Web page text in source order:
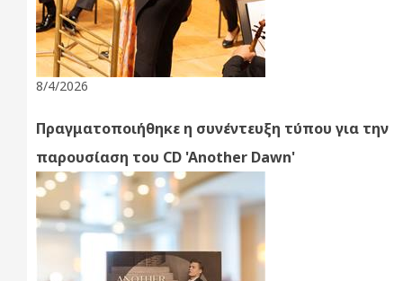
8/4/2026
Πραγματοποιήθηκε η συνέντευξη τύπου για την
παρουσίαση του CD 'Another Dawn'